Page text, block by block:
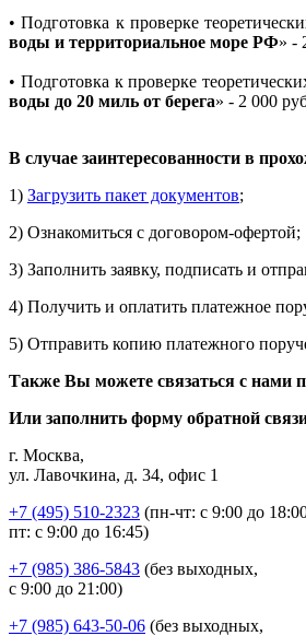
• Подготовка к проверке
воды и территориальное море РФ» -
• Подготовка к проверке
воды до 20 миль от берега» - 2 000
В случае заинтересованности в
1) Загрузить пакет документов;
2) Ознакомиться с договором-офертой;
3) Заполнить заявку, подписать и
4) Получить и оплатить платежное
5) Отправить копию платежного
Также Вы можете связаться с нами
Или заполнить форму обратной
г. Москва,
ул. Лавочкина, д. 34, офис 1
+7 (495) 510-2323 (пн-чт: с 9:00 до
пт: с 9:00 до 16:45)
+7 (985) 386-5843 (без выходных,
с 9:00 до 21:00)
+7 (985) 643-50-06 (без выходных,